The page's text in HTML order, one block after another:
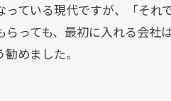
ている現代ですが、「それ
らっても、最初に入れる会
めました。